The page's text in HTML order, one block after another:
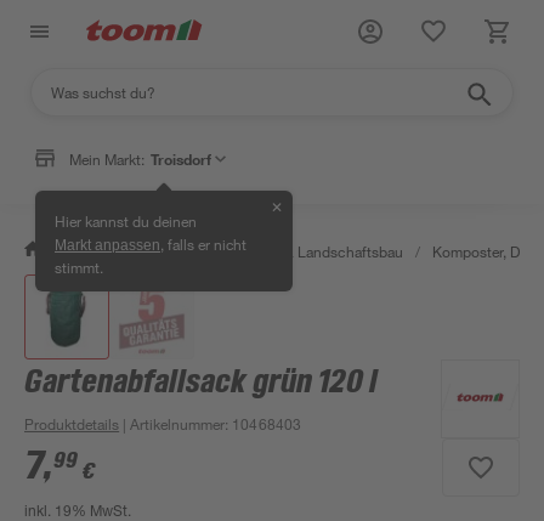
Mein Markt: Troisdorf
Hier kannst du deinen
Markt anpassen , falls er nicht
stimmt.
✕
/ Garten & Freizeit / Gartenbau & Landschaftsbau / Komposter,
Gartenabfallsack grün 120 l
Produktdetails | Artikelnummer: 10468403
7,99 €
inkl. 19% MwSt.